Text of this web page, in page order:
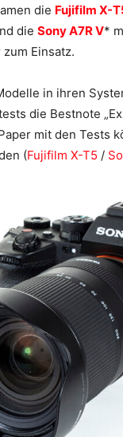
die Fujifilm X-
die Sony A7R V*
Einsatz.
in ihren
die Bestnote
mit den Tests
(Fujifilm X-T5 /